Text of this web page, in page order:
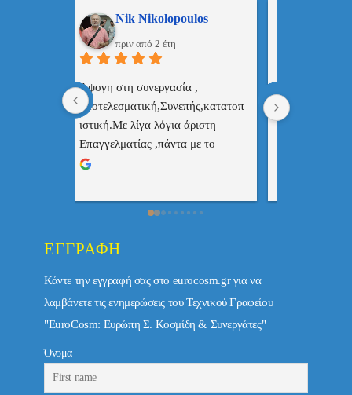
ManosBX
πριν από 2 έτη
Επαγγελματίας  Άψογη
συνεργασία
ΕΓΓΡΑΦΉ
Κάντε την εγγραφή σας στο eurocosm.gr για να
λαμβάνετε τις ενημερώσεις του Τεχνικού Γραφείου
"EuroCosm: Ευρώπη Σ. Κοσμίδη & Συνεργάτες"
Όνομα